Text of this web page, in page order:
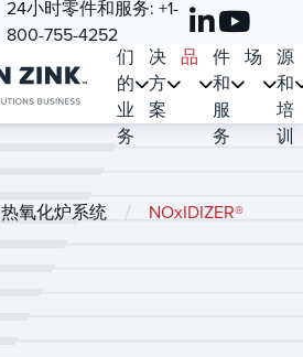
24小时零件和服务: +1-
800-755-4252我
们
的
业
务
决
方
案
产
品
零
件
和
服
务
市
场
源
和
培
训
热氧化炉系统 /
NOxIDIZER®